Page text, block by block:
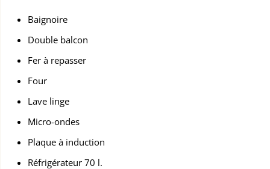
Baignoire
Double balcon
Fer à repasser
Four
Lave linge
Micro-ondes
Plaque à induction
Réfrigérateur 70 l.